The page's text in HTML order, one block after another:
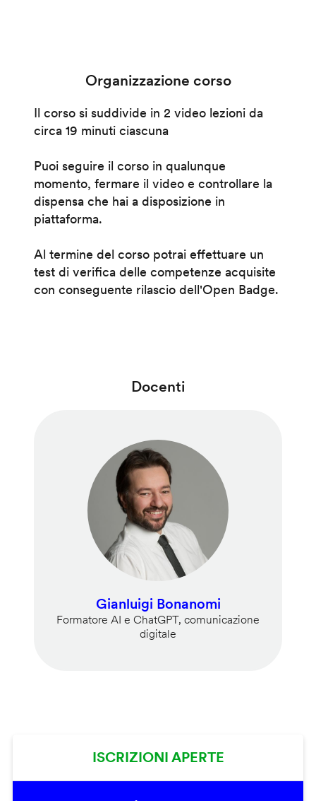
Organizzazione corso
Il corso si suddivide in 2 video lezioni da
circa 19 minuti ciascuna
Puoi seguire il corso in qualunque
momento, fermare il video e controllare la
dispensa che hai a disposizione in
piattaforma.
Al termine del corso potrai effettuare un
test di verifica delle competenze acquisite
con conseguente rilascio dell'Open Badge.
Docenti
Gianluigi Bonanomi
Formatore AI e ChatGPT, comunicazione
digitale
ISCRIZIONI APERTE